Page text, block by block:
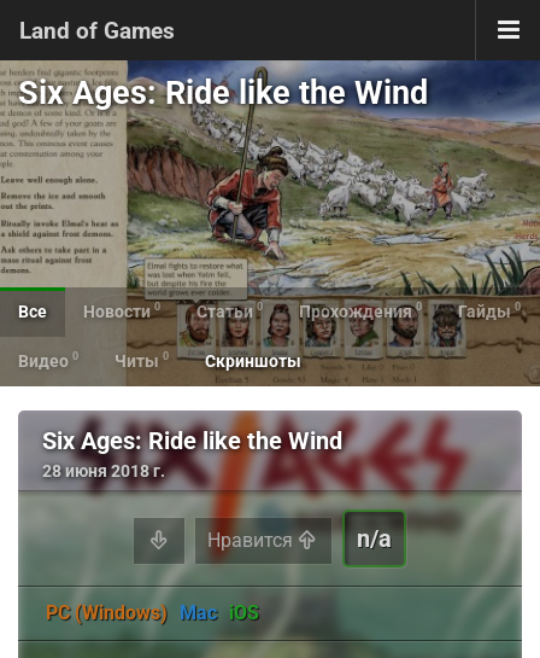
Land of Games
Six Ages: Ride like the Wind
Все Новости 0 Статьи 0 Прохождения 0 Гайды 0
Видео 0 Читы 0 Скриншоты
Six Ages: Ride like the Wind
28 июня 2018 г.
Нравится n/a
PC (Windows) Mac iOS